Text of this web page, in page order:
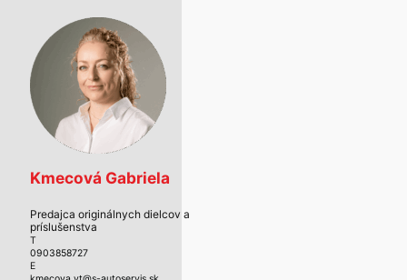
Kmecová Gabriela
Predajca originálnych dielcov a
príslušenstva
T
0903858727
E